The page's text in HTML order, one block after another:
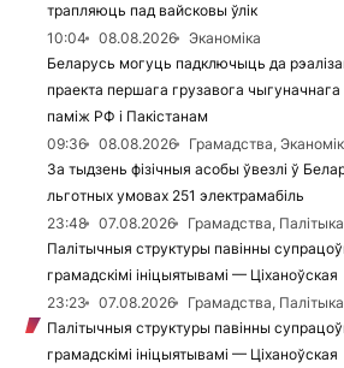
трапляюць пад вайсковы ўлік
10:04
08.08.2026
Эканоміка
Беларусь могуць падключыць да
праекта першага грузавога
паміж РФ і Пакістанам
09:36
08.08.2026
Грамадства,
За тыдзень фізічныя асобы ўвезлі ў
льготных умовах 251 электрамабіль
23:48
07.08.2026
Грамадства, Палітыка
Палітычныя структуры павінны
грамадскімі ініцыятывамі — Ціханоўская
23:23
07.08.2026
Грамадства, Палітыка
Палітычныя структуры павінны
грамадскімі ініцыятывамі — Ціханоўская